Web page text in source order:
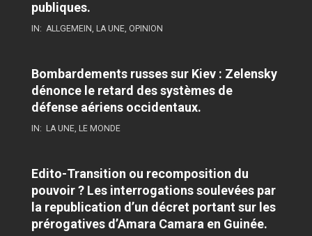
publiques.
IN: ALLGEMEIN, LA UNE, OPINION
Bombardements russes sur Kiev : Zelensky
dénonce le retard des systèmes de
défense aériens occidentaux.
IN: LA UNE, LE MONDE
Edito-Transition ou recomposition du
pouvoir ? Les interrogations soulevées par
la republication d’un décret portant sur les
prérogatives d’Amara Camara en Guinée.